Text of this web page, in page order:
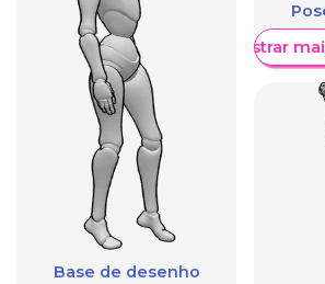
Base de desenho
Mostrar